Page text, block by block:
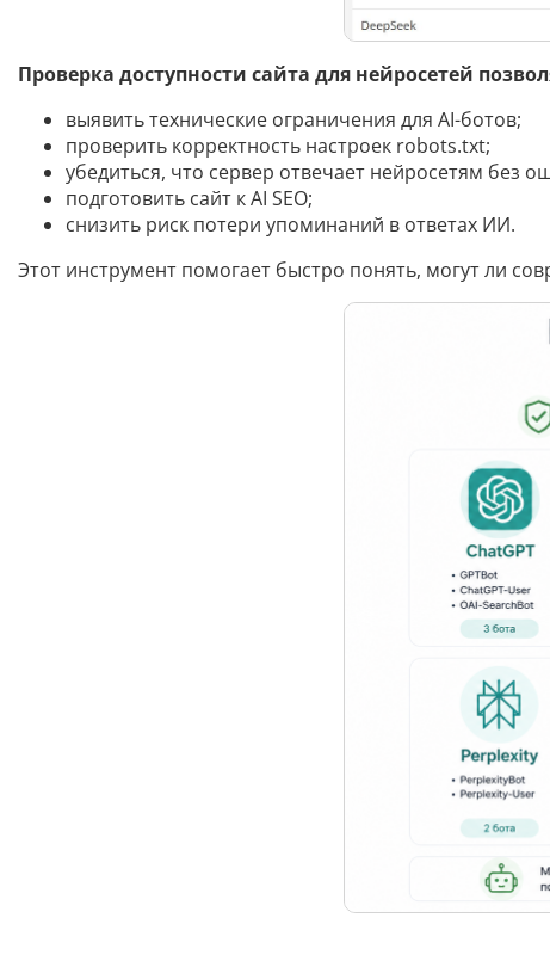
Проверка доступности сайта для нейросетей
выявить технические ограничения для AI-ботов;
проверить корректность настроек robots.txt;
убедиться, что сервер отвечает нейросетям без
подготовить сайт к AI SEO;
снизить риск потери упоминаний в ответах ИИ.
Этот инструмент помогает быстро понять, могут ли